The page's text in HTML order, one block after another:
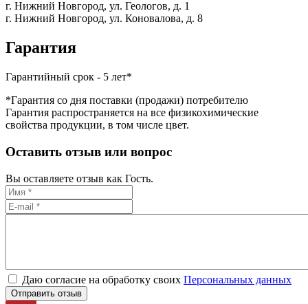
г. Нижний Новгород, ул. Геологов, д. 1
г. Нижний Новгород, ул. Коновалова, д. 8
Гарантия
Гарантийный срок - 5 лет*
*Гарантия со дня поставки (продажи) потребителю
Гарантия распространяется на все физикохимические
свойства продукции, в том числе цвет.
Оставить отзыв или вопрос
Вы оставляете отзыв как Гость.
Даю согласие на обработку своих Персональных данных
Отправить отзыв